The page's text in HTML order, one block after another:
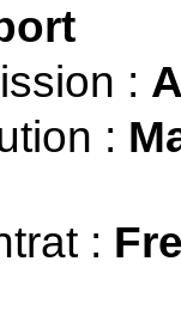
:
:
: